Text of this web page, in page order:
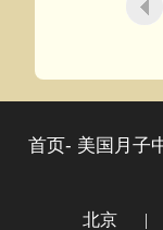
首页- 美国月子
北京 |